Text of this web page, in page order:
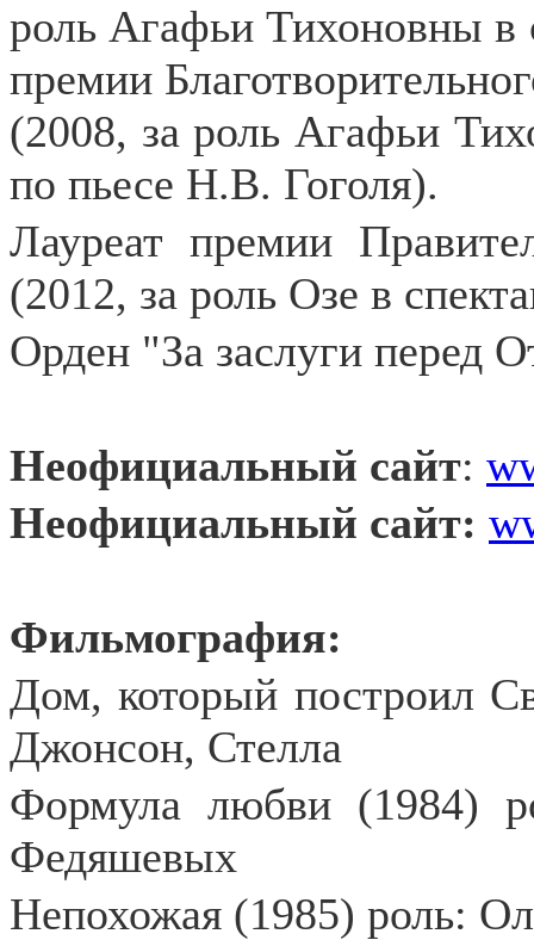
роль Агафьи Тихоновны в
премии
(2008, за роль Агафьи
по пьесе Н.В. Гоголя).
Лауреат премии
(2012, за роль Озе в
Орден "За заслуги перед
Неофициальный сайт:
Неофициальный сайт:
Фильмография:
Дом, который построил
Джонсон, Стелла
Формула любви (1984)
Федяшевых
Непохожая (1985) роль: